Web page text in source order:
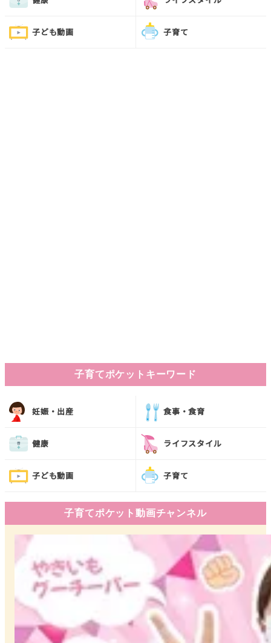
子ども動画 子育て
子育てポケットキーワード
妊娠・出産 食事・食育
健康 ライフスタイル
子ども動画 子育て
子育てポケット動画チャンネル